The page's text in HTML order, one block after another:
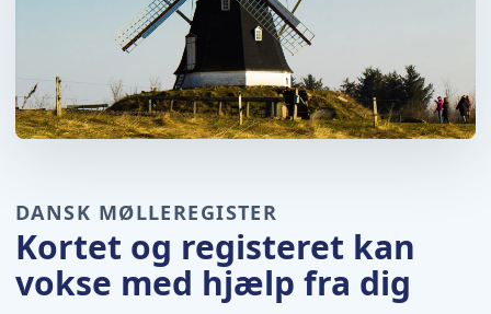
DANSK MØLLEREGISTER
Kortet og registeret kan
vokse med hjælp fra dig